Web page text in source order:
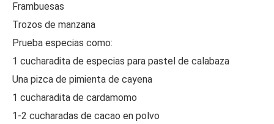
Frambuesas
Trozos de manzana
Prueba especias como:
1 cucharadita de especias para pastel de calabaza
Una pizca de pimienta de cayena
1 cucharadita de cardamomo
1-2 cucharadas de cacao en polvo